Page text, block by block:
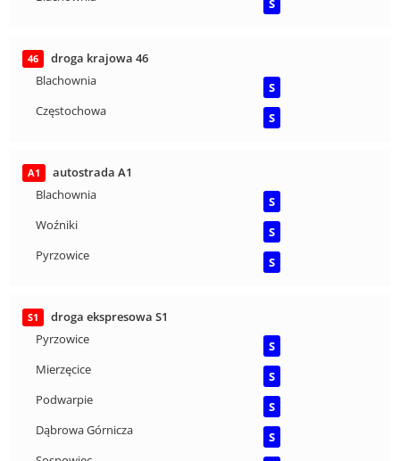
S
46
droga krajowa 46
Blachownia
S
Częstochowa
S
A1
autostrada A1
Blachownia
S
Woźniki
S
Pyrzowice
S
S1
droga ekspresowa S1
Pyrzowice
S
Mierzęcice
S
Podwarpie
S
Dąbrowa Górnicza
S